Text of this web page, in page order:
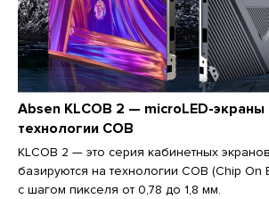
Absen KLCOB 2 — microLED-экраны
технологии COB
KLCOB 2 — это серия кабинетных
базируются на технологии COB (Chip On
с шагом пикселя от 0,78 до 1,8 мм.